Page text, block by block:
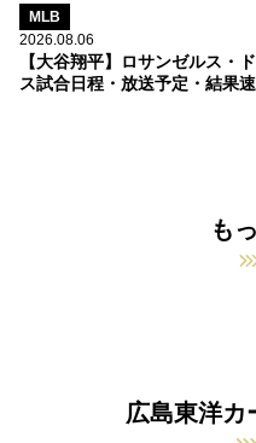
MLB
2026.08.06
【大谷翔平】ロサンゼルス・
ス試合日程・放送予定・結果
も
広島東洋カ